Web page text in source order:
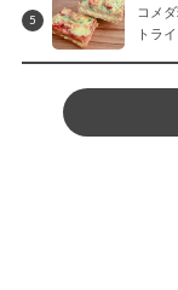
5
コメ
トライ